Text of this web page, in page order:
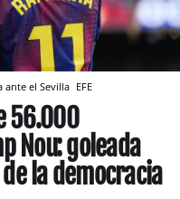
ante el Sevilla EFE
56.000
Nou: goleada
la democracia